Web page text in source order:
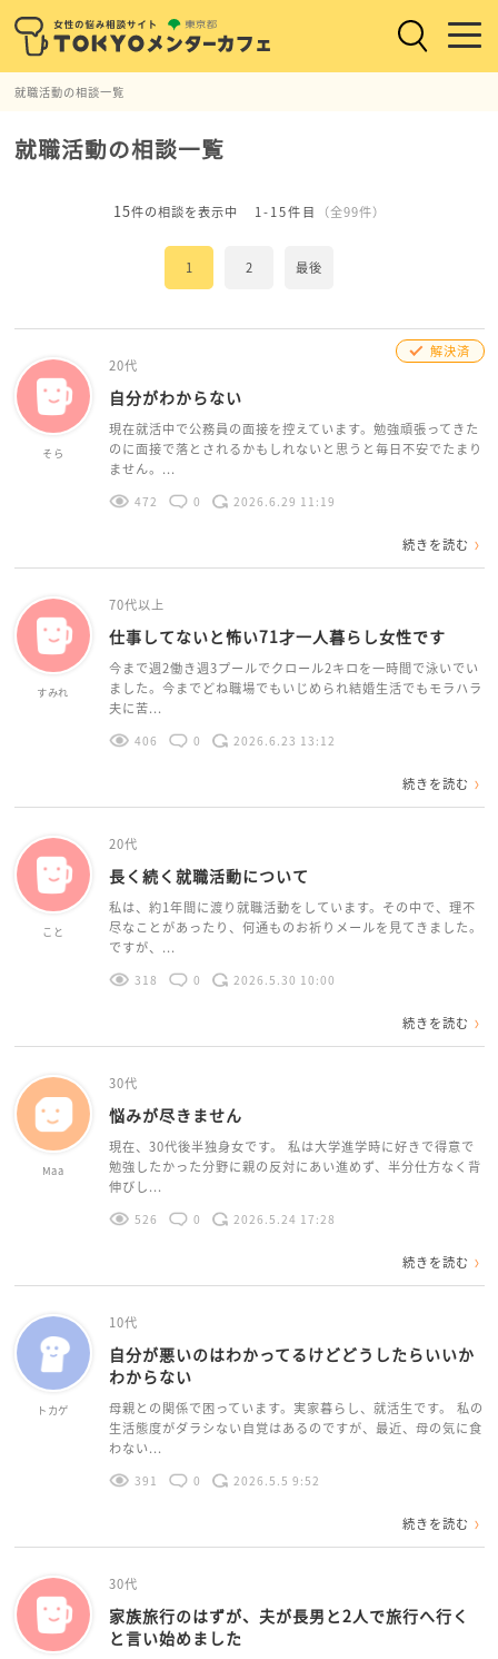
就職活動の相談一覧
就職活動の相談一覧
15件の相談を表示中 1-15件目 （全99件）
1 2 最後
そら
解決済
20代
自分がわからない
現在就活中で公務員の面接を控えています。勉強頑張ってきた
のに面接で落とされるかもしれないと思うと毎日不安でたまり
ません。...
472 0 2026.6.29 11:19
続きを読む
すみれ
70代以上
仕事してないと怖い71才一人暮らし女性です
今まで週2働き週3プールでクロール2キロを一時間で泳いでい
ました。今までどね職場でもいじめられ結婚生活でもモラハラ
夫に苦...
406 0 2026.6.23 13:12
続きを読む
こと
20代
長く続く就職活動について
私は、約1年間に渡り就職活動をしています。その中で、理不
尽なことがあったり、何通ものお祈りメールを見てきました。
ですが、...
318 0 2026.5.30 10:00
続きを読む
Maa
30代
悩みが尽きません
現在、30代後半独身女です。 私は大学進学時に好きで得意で
勉強したかった分野に親の反対にあい進めず、半分仕方なく背
伸びし...
526 0 2026.5.24 17:28
続きを読む
トカゲ
10代
自分が悪いのはわかってるけどどうしたらいいか
わからない
母親との関係で困っています。実家暮らし、就活生です。 私の
生活態度がダラシない自覚はあるのですが、最近、母の気に食
わない...
391 0 2026.5.5 9:52
続きを読む
30代
家族旅行のはずが、夫が長男と2人で旅行へ行く
と言い始めました